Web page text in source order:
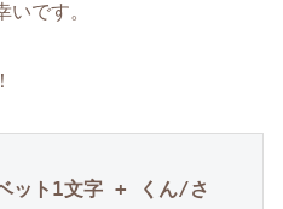
です。
ット1文字 + くん/さ